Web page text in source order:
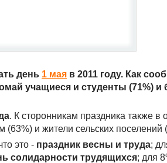
день 1 мая в 2011 году. Как
учащиеся и студенты (71%) и
. К сторонникам праздника также в
и жители сельских поселений
это - праздник весны и труда;
солидарности трудящихся; для